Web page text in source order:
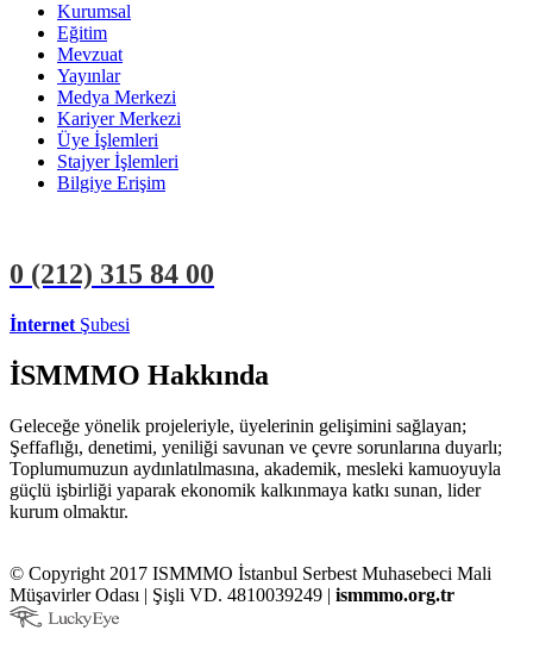
Kurumsal
Eğitim
Mevzuat
Yayınlar
Medya Merkezi
Kariyer Merkezi
Üye İşlemleri
Stajyer İşlemleri
Bilgiye Erişim
0 (212) 315 84 00
İnternet Şubesi
İSMMMO Hakkında
Geleceğe yönelik projeleriyle, üyelerinin gelişimini sağlayan;
Şeffaflığı, denetimi, yeniliği savunan ve çevre sorunlarına duyarlı;
Toplumumuzun aydınlatılmasına, akademik, mesleki kamuoyuyla
güçlü işbirliği yaparak ekonomik kalkınmaya katkı sunan, lider
kurum olmaktır.
© Copyright 2017 ISMMMO İstanbul Serbest Muhasebeci Mali
Müşavirler Odası | Şişli VD. 4810039249 | ismmmo.org.tr